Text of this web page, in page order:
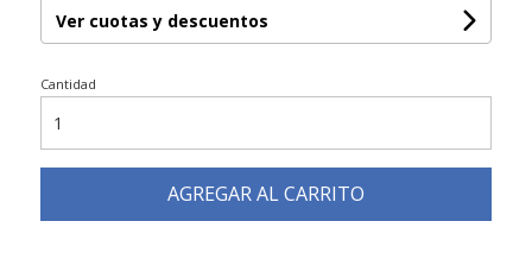
Ver cuotas y descuentos
Cantidad
AGREGAR AL CARRITO